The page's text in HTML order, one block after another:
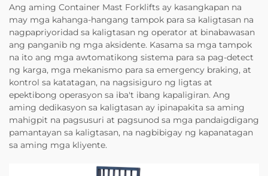
Ang aming Container Mast Forklifts ay kasangkapan na
may mga kahanga-hangang tampok para sa kaligtasan na
nagpapriyoridad sa kaligtasan ng operator at binabawasan
ang panganib ng mga aksidente. Kasama sa mga tampok
na ito ang mga awtomatikong sistema para sa pag-detect
ng karga, mga mekanismo para sa emergency braking, at
kontrol sa katatagan, na nagsisiguro ng ligtas at
epektibong operasyon sa iba't ibang kapaligiran. Ang
aming dedikasyon sa kaligtasan ay ipinapakita sa aming
mahigpit na pagsusuri at pagsunod sa mga pandaigdigang
pamantayan sa kaligtasan, na nagbibigay ng kapanatagan
sa aming mga kliyente.